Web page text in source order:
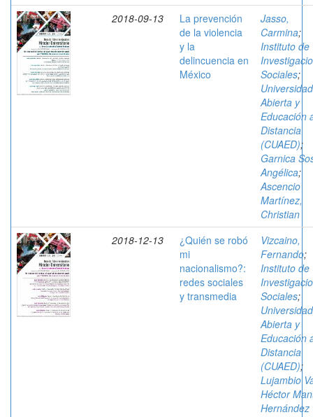
2018-09-13
La prevención
de la violencia
y la
delincuencia en
México
Jasso,
Carmina;
Instituto de
Sociales;
Universidad
Abierta y
Educación
Distancia
(CUAED);
Garnica
Angélica;
Ascencio
Martínez,
Christian
2018-12-13
¿Quién se robó
mi
nacionalismo?:
redes sociales
y transmedia
Vizcaino,
Fernando;
Instituto de
Sociales;
Universidad
Abierta y
Educación
Distancia
(CUAED);
Lujambio
Héctor
Hernández